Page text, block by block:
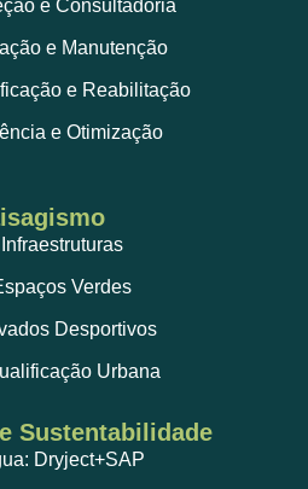
e Consultadoria
e Manutenção
e Reabilitação
e Otimização
Infraestruturas
Verdes
Desportivos
Urbana
Sustentabilidade
Dryject+SAP